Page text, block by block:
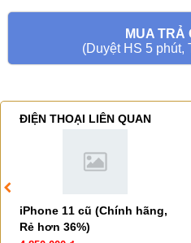
MUA TRẢ
(Duyệt HS 5 phút,
ĐIỆN THOẠI LIÊN QUAN
iPhone 11 cũ (Chính hãng,
Rẻ hơn 36%)